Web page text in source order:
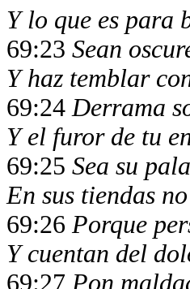
Y lo que es para
69:23 Sean
Y haz temblar
69:24Derrama
Y el furor de tu
69:25 Sea su
En sus tiendas
69:26 Porque
Y cuentan del
69:27 Pon